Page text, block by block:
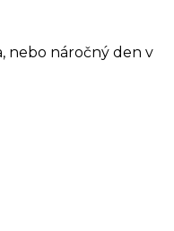
nebo náročný den v